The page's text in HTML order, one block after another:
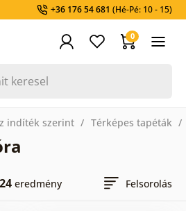
+36 176 54 681 (Hé-Pé: 10 - 15)
0
indíték szerint Térképes tapéták
24 eredmény Felsorolás